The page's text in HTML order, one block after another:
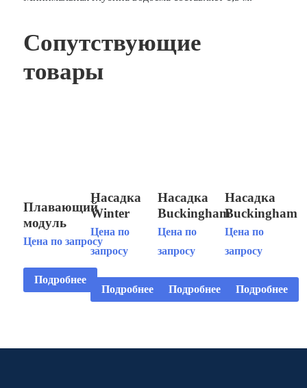
Сопутствующие
товары
Плавающий
модуль
Fountain
Fountain
Horizontal 5
Цена по запросу
Подробнее
Насадка
Winter
Scepter для
плавающего
модуля
Floating
Display
Цена по
запросу
Подробнее
Насадка
Buckingham
для
модуля
Fountain
Floating
Цена по
запросу
Подробнее
Насадка
Buckingham
для
модуля
Fountain
Floating
Цена по
запросу
Подробнее